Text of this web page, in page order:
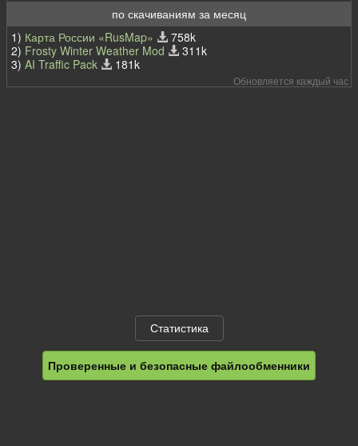
по скачиваниям за месяц
1) Карта России «RusMap»
758k
2) Frosty Winter Weather Mod
311k
3) AI Traffic Pack 181k
Обновляется каждый час
Статистика
Проверенные и безопасные файлообменники